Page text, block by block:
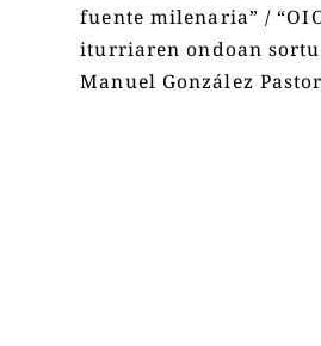
fuente milenaria” /
iturriaren ondoan
Manuel González Pastor